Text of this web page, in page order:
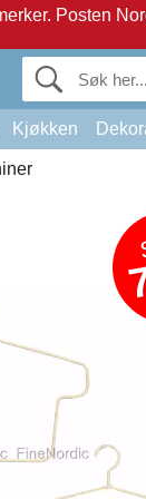
Posten
Kjøkken